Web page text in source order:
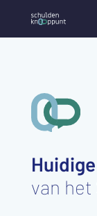
van